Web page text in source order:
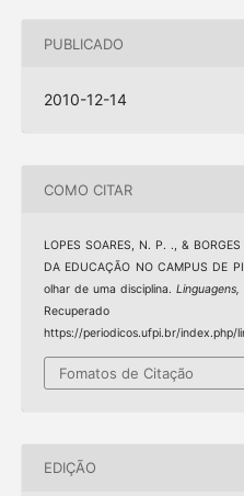
PUBLICADO
2010-12-14
COMO CITAR
LOPES SOARES, N. P. ., &
DA EDUCAÇÃO NO CAMPUS DE
olhar de uma disciplina.
https://periodicos.ufpi.br/index.php/
Fomatos de Citação
EDIÇÃO